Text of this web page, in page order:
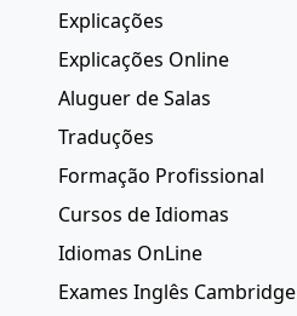
Explicações
Explicações Online
Aluguer de Salas
Traduções
Formação Profissional
Cursos de Idiomas
Idiomas OnLine
Exames Inglês Cambridge